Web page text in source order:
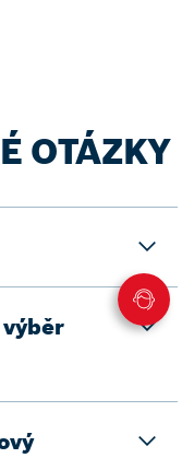
OTÁZKY